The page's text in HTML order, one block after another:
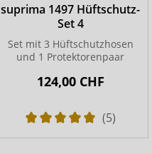
suprima 1497 Hüftschutz-
Set 4
Set mit 3 Hüftschutzhosen
und 1 Protektorenpaar
124,00 CHF
(5)